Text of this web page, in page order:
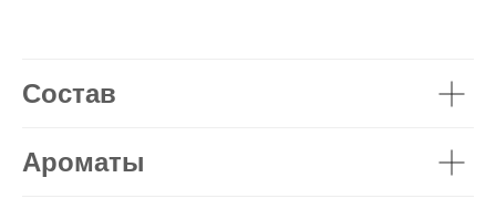
Состав
Ароматы